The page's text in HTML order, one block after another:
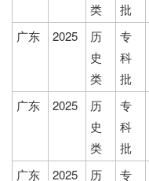
类
批
广东 2025
历
史
类
专
科
批
广东 2025
历
史
类
专
科
批
广东 2025
历
专